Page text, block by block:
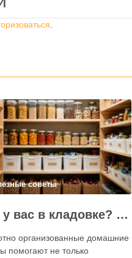
советы
Что у вас в кладовке? Секреты эффективного планирования запасов
организованные домашние
помогают не только